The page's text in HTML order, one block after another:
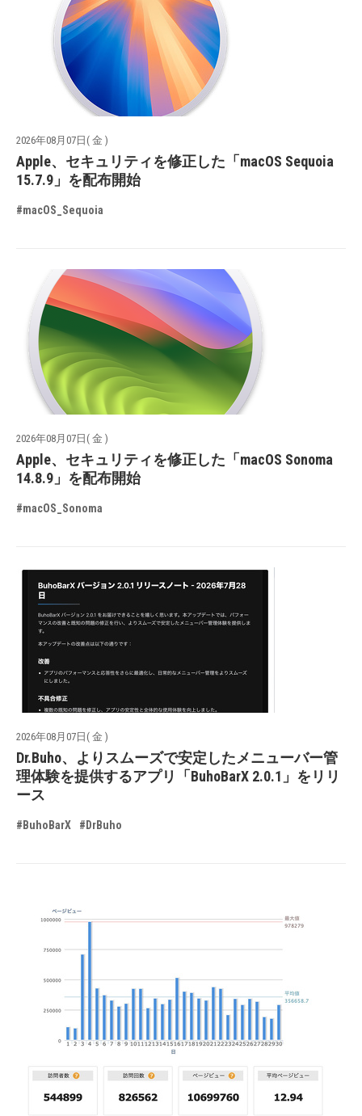
2026年08月07日( 金 )
Apple、セキュリティを修正した「macOS Sequoia
15.7.9」を配布開始
#macOS_Sequoia
2026年08月07日( 金 )
Apple、セキュリティを修正した「macOS Sonoma
14.8.9」を配布開始
#macOS_Sonoma
2026年08月07日( 金 )
Dr.Buho、よりスムーズで安定したメニューバー管
理体験を提供するアプリ「BuhoBarX 2.0.1」をリリ
ース
#BuhoBarX #DrBuho